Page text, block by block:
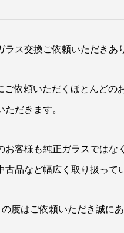
ラス交換ご依頼いただきあ
ご依頼いただくほとんどの
ただきます。
お客様も純正ガラスではな
古品など幅広く取り扱って
度はご依頼いただき誠に